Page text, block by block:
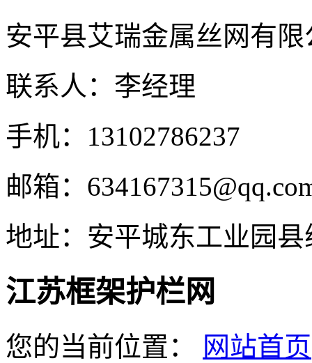
安平县艾瑞金属丝网有限
联系人：李经理
手机：13102786237
邮箱：
地址：安平城东工业园县
江苏框架护栏网
您的当前位置： 网站首页